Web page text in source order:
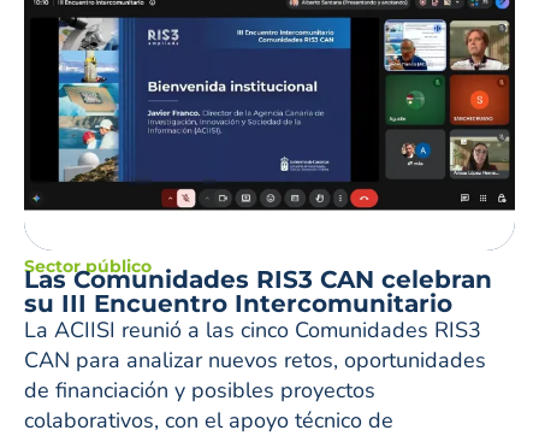
Sector público
Las Comunidades RIS3 CAN celebran
su III Encuentro Intercomunitario
La ACIISI reunió a las cinco Comunidades RIS3
CAN para analizar nuevos retos, oportunidades
de financiación y posibles proyectos
colaborativos, con el apoyo técnico de